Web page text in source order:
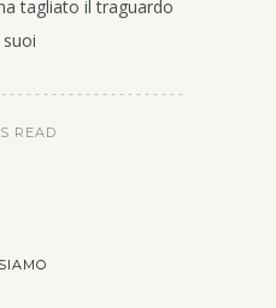
tagliato il traguardo
suoi
READ